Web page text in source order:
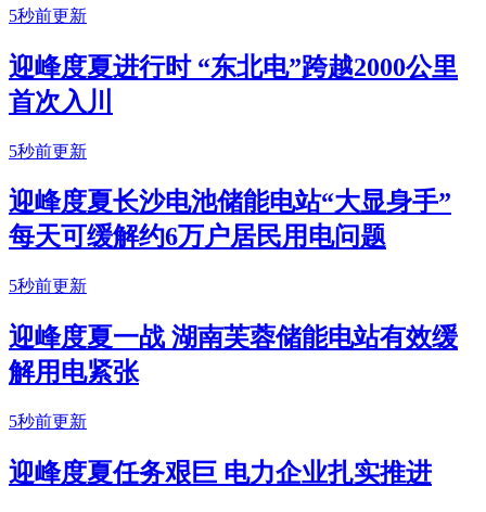
5秒前更新
迎峰度夏进行时 “东北电”跨越2000公里
首次入川
5秒前更新
迎峰度夏长沙电池储能电站“大显身手”
每天可缓解约6万户居民用电问题
5秒前更新
迎峰度夏一战 湖南芙蓉储能电站有效缓
解用电紧张
5秒前更新
迎峰度夏任务艰巨 电力企业扎实推进